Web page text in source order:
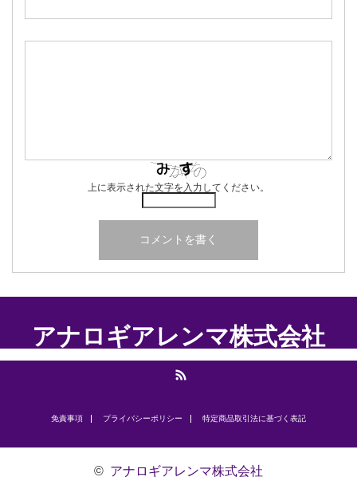
上に表示された文字を入力してください。
アナロギアレンマ株式会社
免責事項 プライバシーポリシー ​特定商品取引法に基づく表記
© アナロギアレンマ株式会社